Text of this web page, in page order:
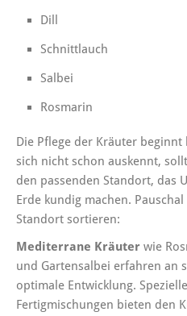
Dill
Schnittlauch
Salbei
Rosmarin
Die Pflege der Kräuter
sich nicht schon auskennt,
den passenden Standort, das
Erde kundig machen.
Standort sortieren:
Mediterrane Kräuter wie
und Gartensalbei erfahren an
optimale Entwicklung.
Fertigmischungen bieten den